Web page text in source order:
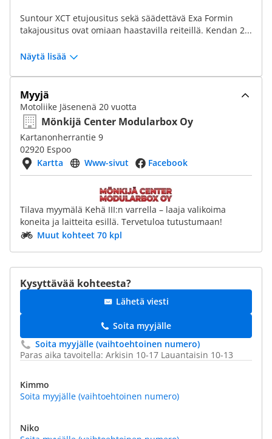
Suntour XCT etujousitus sekä säädettävä Exa Formin
takajousitus ovat omiaan haastavilla reiteillä. Kendan 2...
Näytä lisää
Myyjä
Motoliike Jäsenenä 20 vuotta
Mönkijä Center Modularbox Oy
Kartanonherrantie 9
02920 Espoo
Kartta
Www-sivut Facebook
Tilava myymälä Kehä III:n varrella – laaja valikoima
koneita ja laitteita esillä. Tervetuloa tutustumaan!
Muut kohteet 70 kpl
Kysyttävää kohteesta?
Lähetä viesti
Soita myyjälle
Soita myyjälle (vaihtoehtoinen numero)
Paras aika tavoitella: Arkisin 10-17 Lauantaisin 10-13
Kimmo
Soita myyjälle (vaihtoehtoinen numero)
Niko